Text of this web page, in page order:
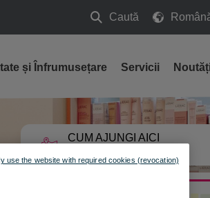
Caută
Caută
CUM AJUNGI AICI
și Înfrumusețare Servicii
use the website with required cookies (revocation)